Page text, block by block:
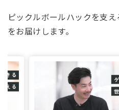
ピックルボールハックを支
をお届けします。